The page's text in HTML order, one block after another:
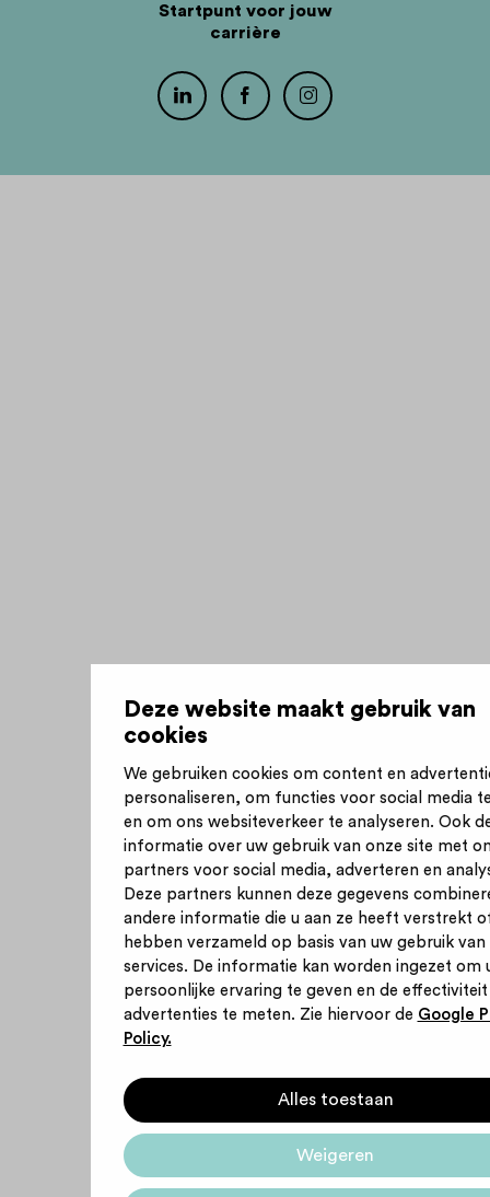
Deze website maakt gebruik van
cookies
We gebruiken cookies om content en
personaliseren, om functies voor social media
en om ons websiteverkeer te analyseren. Ook
informatie over uw gebruik van onze site met
partners voor social media, adverteren en
Deze partners kunnen deze gegevens
andere informatie die u aan ze heeft verstrekt
hebben verzameld op basis van uw gebruik van
services. De informatie kan worden ingezet om
persoonlijke ervaring te geven en de effectiviteit
advertenties te meten. Zie hiervoor de Google
Policy.
Alles toestaan
Weigeren
Startpunt voor jouw
carrière